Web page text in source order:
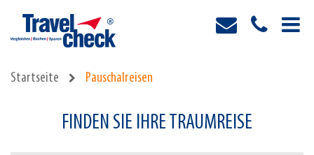
Startseite Pauschalreisen
FINDEN SIE IHRE TRAUMREISE